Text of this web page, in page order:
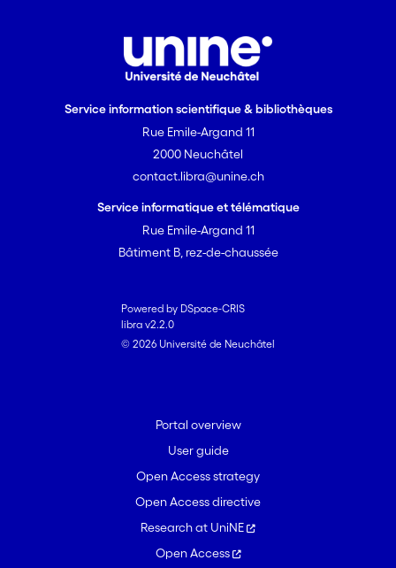
Service information scientifique & bibliothèques
Rue Emile-Argand 11
2000 Neuchâtel
contact.libra@unine.ch
Service informatique et télématique
Rue Emile-Argand 11
Bâtiment B, rez-de-chaussée
Powered by DSpace-CRIS
libra v2.2.0
© 2026 Université de Neuchâtel
Portal overview
User guide
Open Access strategy
Open Access directive
Research at UniNE
Open Access